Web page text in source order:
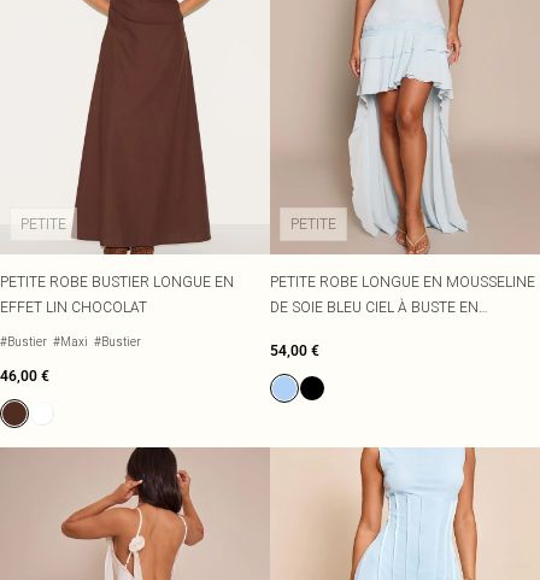
PETITE
PETITE ROBE BUSTIER LONGUE EN
EFFET LIN CHOCOLAT
#Bustier #Maxi #Bustier
46,00 €
PETITE
PETITE ROBE LONGUE EN MOUSSELINE
DE SOIE BLEU CIEL À BUSTE EN
54,00 €